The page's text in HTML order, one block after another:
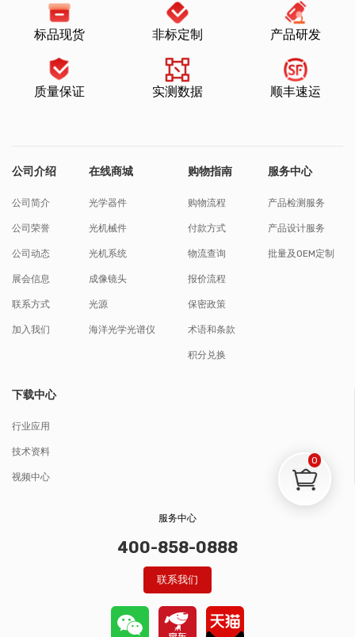
标品现货 非标定制 产品研发
质量保证 实测数据 顺丰速运
公司介绍
公司简介
公司荣誉
公司动态
展会信息
联系方式
加入我们
在线商城
光学器件
光机械件
光机系统
成像镜头
光源
海洋光学光谱仪
购物指南
购物流程
付款方式
物流查询
报价流程
保密政策
术语和条款
积分兑换
服务中心
产品检测服务
产品设计服务
批量及OEM定制
下载中心
行业应用
技术资料
视频中心
服务中心
400-858-0888
联系我们
0